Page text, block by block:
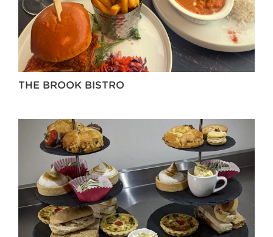
THE BROOK BISTRO